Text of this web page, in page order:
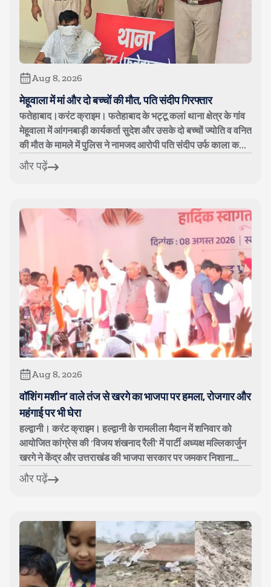
Aug 8, 2026
मेहूवाला में मां और दो बच्चों की मौत, पति संदीप गिरफ्तार
फतेहाबाद।करंट क्राइम। फतेहाबाद के भट्टू कलां थाना क्षेत्र के गांव
मेहूवाला में आंगनबाड़ी कार्यकर्ता सुदेश और उसके दो बच्चों ज्योति व वनित
की मौत के मामले में पुलिस ने नामजद आरोपी पति संदीप उर्फ काला क...
और पढ़ें
Aug 8, 2026
वॉशिंग मशीन’ वाले तंज से खरगे का भाजपा पर हमला, रोजगार और
महंगाई पर भी घेरा
हल्द्वानी। करंट क्राइम। हल्द्वानी के रामलीला मैदान में शनिवार को
आयोजित कांग्रेस की ‘विजय शंखनाद रैली’ में पार्टी अध्यक्ष मल्लिकार्जुन
खरगे ने केंद्र और उत्तराखंड की भाजपा सरकार पर जमकर निशाना
साधा। क...
और पढ़ें